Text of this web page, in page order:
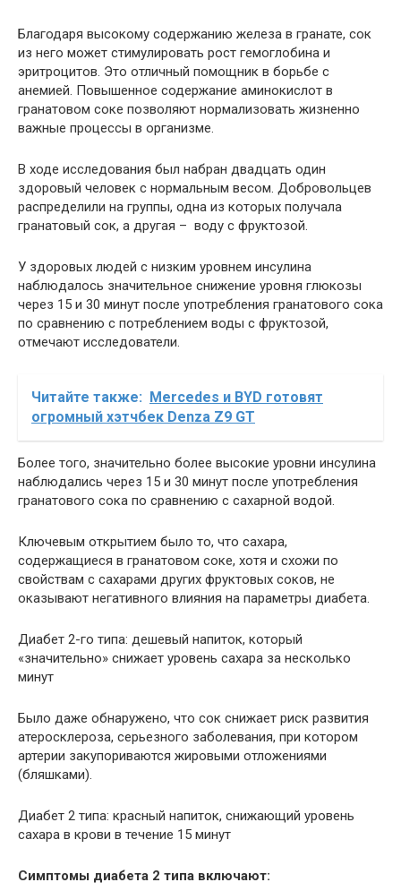
Благодаря высокому содержанию железа в гранате, сок
из него может стимулировать рост гемоглобина и
эритроцитов. Это отличный помощник в борьбе с
анемией. Повышенное содержание аминокислот в
гранатовом соке позволяют нормализовать жизненно
важные процессы в организме.
В ходе исследования был набран двадцать один
здоровый человек с нормальным весом. Добровольцев
распределили на группы, одна из которых получала
гранатовый сок, а другая – воду с фруктозой.
У здоровых людей с низким уровнем инсулина
наблюдалось значительное снижение уровня глюкозы
через 15 и 30 минут после употребления гранатового сока
по сравнению с потреблением воды с фруктозой,
отмечают исследователи.
Читайте также: Mercedes и BYD готовят
огромный хэтчбек Denza Z9 GT
Более того, значительно более высокие уровни инсулина
наблюдались через 15 и 30 минут после употребления
гранатового сока по сравнению с сахарной водой.
Ключевым открытием было то, что сахара,
содержащиеся в гранатовом соке, хотя и схожи по
свойствам с сахарами других фруктовых соков, не
оказывают негативного влияния на параметры диабета.
Диабет 2-го типа: дешевый напиток, который
«значительно» снижает уровень сахара за несколько
минут
Было даже обнаружено, что сок снижает риск развития
атеросклероза, серьезного заболевания, при котором
артерии закупориваются жировыми отложениями
(бляшками).
Диабет 2 типа: красный напиток, снижающий уровень
сахара в крови в течение 15 минут
Симптомы диабета 2 типа включают: